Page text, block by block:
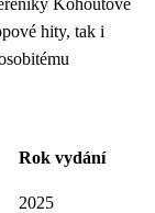
Kohoutové
hity, tak i
Rok vydání
2025